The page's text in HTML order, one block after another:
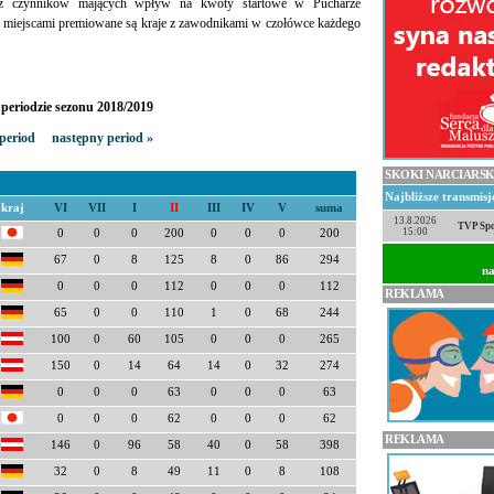
mających wpływ na kwoty startowe w Pucharze
premiowane są kraje z zawodnikami w czołówce każdego
sezonu 2018/2019
następny period »
kraj VI VII I II III IV V suma
0 0 0 200 0 0 0 200
67 0 8 125 8 0 86 294
0 0 0 112 0 0 0 112
65 0 0 110 1 0 68 244
100 0 60 105 0 0 0 265
150 0 14 64 14 0 32 274
0 0 0 63 0 0 0 63
0 0 0 62 0 0 0 62
146 0 96 58 40 0 58 398
32 0 8 49 11 0 8 108
SKOKI
Najbliższe
13.8.2026
15:00
TVP
REKLAMA
REKLAMA